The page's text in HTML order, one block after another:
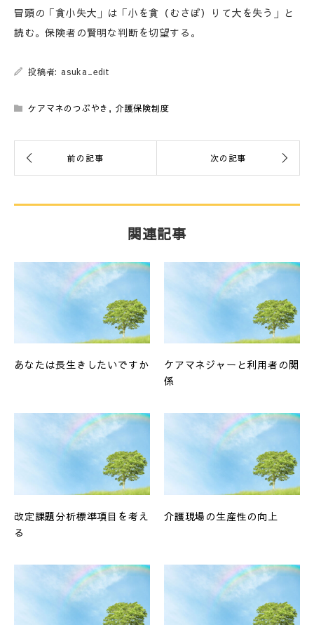
冒頭の「貪小失大」は「小を貪（むさぼ）りて大を失う」と
読む。保険者の賢明な判断を切望する。
投稿者: asuka_edit
ケアマネのつぶやき , 介護保険制度
関連記事
あなたは長生きしたいですか
ケアマネジャーと利用者の関
係
改定課題分析標準項目を考え
る
介護現場の生産性の向上